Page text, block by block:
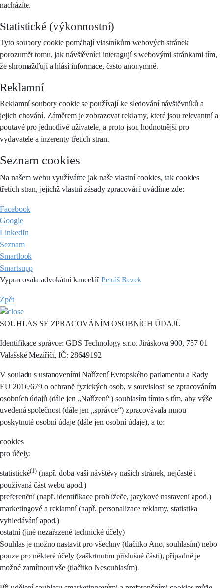
nacházíte.
Statistické (výkonnostní)
Tyto soubory cookie pomáhají vlastníkům webových stránek
porozumět tomu, jak návštěvníci interagují s webovými stránkami tím,
že shromažďují a hlásí informace, často anonymně.
Reklamní
Reklamní soubory cookie se používají ke sledování návštěvníků a
jejich chování. Záměrem je zobrazovat reklamy, které jsou relevantní a
poutavé pro jednotlivé uživatele, a proto jsou hodnotnější pro
vydavatele a inzerenty třetích stran.
Seznam cookies
Na našem webu využíváme jak naše vlastní cookies, tak cookies
třetích stran, jejichž vlastní zásady zpracování uvádíme zde:
Facebook
Google
LinkedIn
Seznam
Smartlook
Smartsupp
Vypracovala advokátní kancelářPetráš Rezek
Zpět
SOUHLAS SE ZPRACOVÁNÍM OSOBNÍCH ÚDAJŮ
Identifikace správce: GDS Technology s.r.o. Jiráskova 900, 757 01
Valašské Meziříčí, IČ: 28649192
V souladu s ustanoveními Nařízení Evropského parlamentu a Rady
EU 2016/679 o ochraně fyzických osob, v souvislosti se zpracováním
osobních údajů (dále jen „Nařízení“) souhlasím tímto s tím, aby výše
uvedená společnost (dále jen „správce“) zpracovávala mnou
poskytnuté osobní údaje (dále jen osobní údaje), a to:
cookies
pro účely:
statistické(1) (např. doba vaší návštěvy našich stránek, nejčastěji
používaná část webu apod.)
preferenční (např. identifikace prohlížeče, jazykové nastavení apod.)
marketingové a reklamní (např. personalizace reklamy, statistika
vyhledávání apod.)
ostatní (jiné nezařazené technické účely)
Souhlas je možno nastavit pro všechny (tlačítko Ano, souhlasím) nebo
pouze pro některé účely (zaškrtnutím příslušné části), případně je
možné zamítnout vše (tlačítko Nesouhlasím).